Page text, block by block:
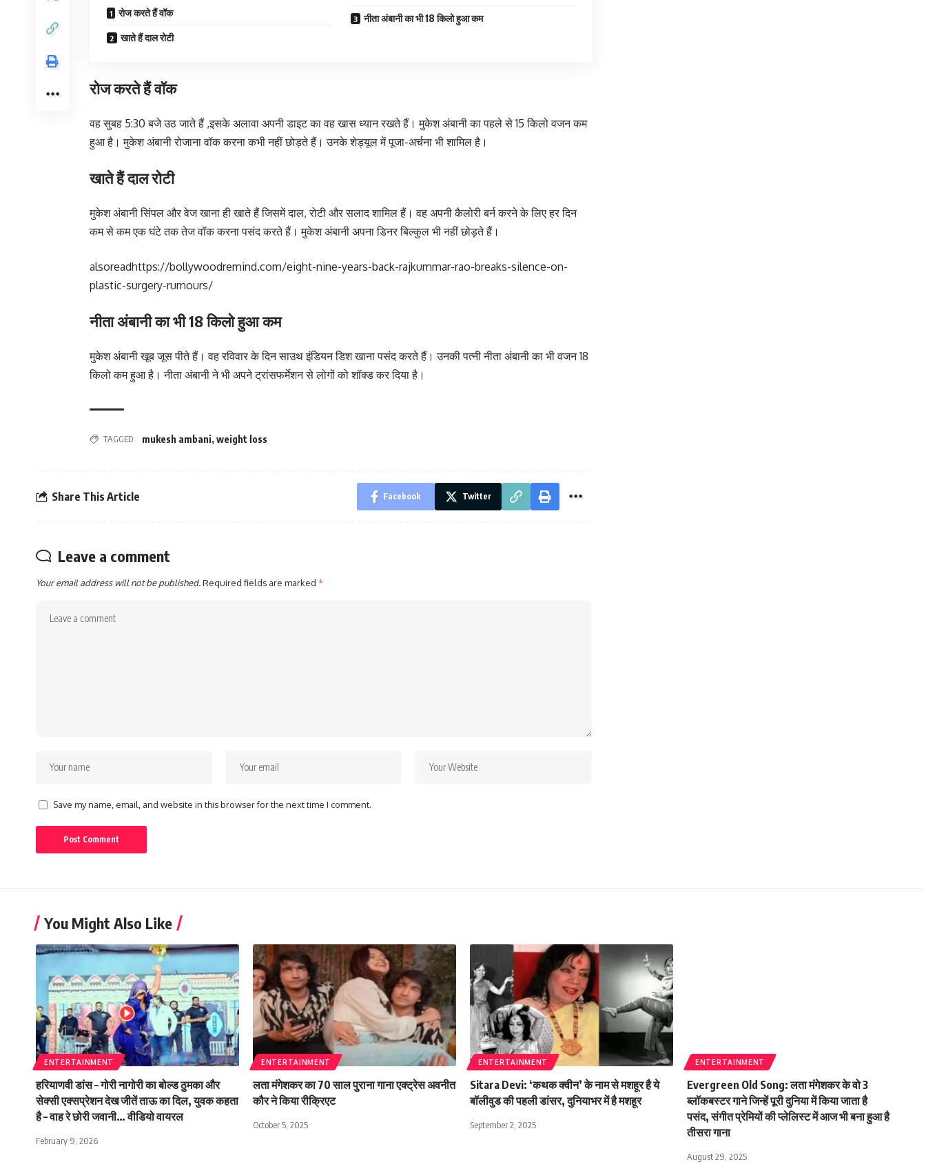
रोज करते हैं वॉक
खाते हैं दाल रोटी
नीता अंबानी का भी 18 किलो हुआ कम
रोज करते हैं वॉक
वह सुबह 5:30 बजे उठ जाते हैं ,इसके अलावा अपनी डाइट का वह खास ध्यान रखते हैं। मुकेश अंबानी का पहले से 15 किलो वजन कम
हुआ है। मुकेश अंबानी रोजाना वॉक करना कभी नहीं छोड़ते हैं। उनके शेड्यूल में पूजा-अर्चना भी शामिल है।
खाते हैं दाल रोटी
मुकेश अंबानी सिंपल और वेज खाना ही खाते हैं जिसमें दाल, रोटी और सलाद शामिल हैं। वह अपनी कैलोरी बर्न करने के लिए हर दिन
कम से कम एक घंटे तक तेज वॉक करना पसंद करते हैं। मुकेश अंबानी अपना डिनर बिल्कुल भी नहीं छोड़ते हैं।
alsoreadhttps://bollywoodremind.com/eight-nine-years-back-rajkummar-rao-breaks-silence-on-
plastic-surgery-rumours/
नीता अंबानी का भी 18 किलो हुआ कम
मुकेश अंबानी खूब जूस पीते हैं। वह रविवार के दिन साउथ इंडियन डिश खाना पसंद करते हैं। उनकी पत्नी नीता अंबानी का भी वजन 18
किलो कम हुआ है। नीता अंबानी ने भी अपने ट्रांसफर्मेशन से लोगों को शॉक्ड कर दिया है।
TAGGED: mukesh ambani, weight loss
Share This Article Facebook Twitter
Leave a comment
Your email address will not be published.Required fields are marked *
Save my name, email, and website in this browser for the next time I comment.
You Might Also Like
ENTERTAINMENT
हरियाणवी डांस – गोरी नागोरी का बोल्ड ठुमका और
सेक्सी एक्सप्रेशन देख जीतें ताऊ का दिल, युवक कहता
है – वाह रे छोरी जवानी… वीडियो वायरल
February 9, 2026
ENTERTAINMENT
लता मंगेशकर का 70 साल पुराना गाना एक्ट्रेस अवनीत
कौर ने किया रीक्रिएट
October 5, 2025
ENTERTAINMENT
Sitara Devi: ‘कथक क्वीन’ के नाम से मशहूर है ये
बॉलीवुड की पहली डांसर, दुनियाभर में है मशहूर
September 2, 2025
ENTERTAINMENT
Evergreen Old Song: लता मंगेशकर के वो 3
ब्लॉकबस्टर गाने जिन्हें पूरी दुनिया में किया जाता है
पसंद, संगीत प्रेमियों की प्लेलिस्ट में आज भी बना हुआ है
तीसरा गाना
August 29, 2025